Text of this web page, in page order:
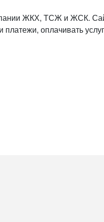
ЖКХ, ТСЖ и ЖСК.
оплачивать